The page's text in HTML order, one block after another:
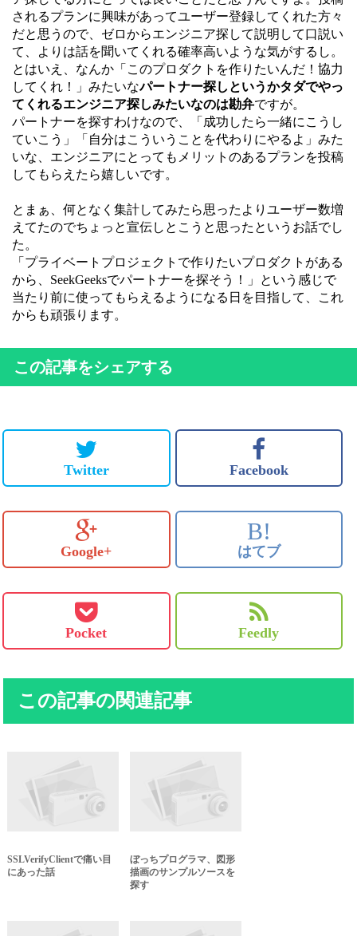
されるプランに興味があってユーザー登録してくれた方々
だと思うので、ゼロからエンジニア探して説明して口説い
て、よりは話を聞いてくれる確率高いような気がするし。
とはいえ、なんか「このプロダクトを作りたいんだ！協力
してくれ！」みたいなパートナー探しというかタダでやっ
てくれるエンジニア探しみたいなのは勘弁ですが。
パートナーを探すわけなので、「成功したら一緒にこうし
ていこう」「自分はこういうことを代わりにやるよ」みた
いな、エンジニアにとってもメリットのあるプランを投稿
してもらえたら嬉しいです。
とまぁ、何となく集計してみたら思ったよりユーザー数増
えてたのでちょっと宣伝しとこうと思ったというお話でし
た。
「プライベートプロジェクトで作りたいプロダクトがある
から、SeekGeeksでパートナーを探そう！」という感じで
当たり前に使ってもらえるようになる日を目指して、これ
からも頑張ります。
この記事をシェアする
Twitter Facebook
Google+
B!
はてブ
Pocket Feedly
この記事の関連記事
SSLVerifyClientで痛い目
にあった話
ぼっちプログラマ、図形
描画のサンプルソースを
探す